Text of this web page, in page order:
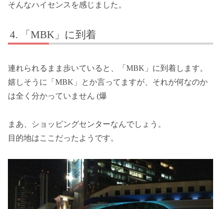
そんなハイセンスを感じました。
「MBK」に到着
連れられるまま歩いていると、「MBK」に到着します。
嬉しそうに「MBK」とか言ってますが、それが何なのか
は全く分かっていません (爆
まあ、ショッピングセンターなんでしょう。
目的地はここだったようです。